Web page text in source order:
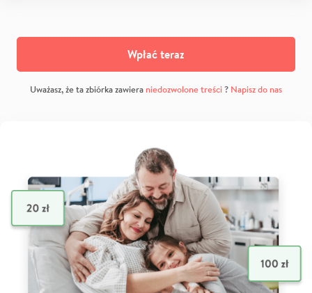
Wpłać teraz
Uważasz, że ta zbiórka zawiera niedozwolone treści? Napisz do nas